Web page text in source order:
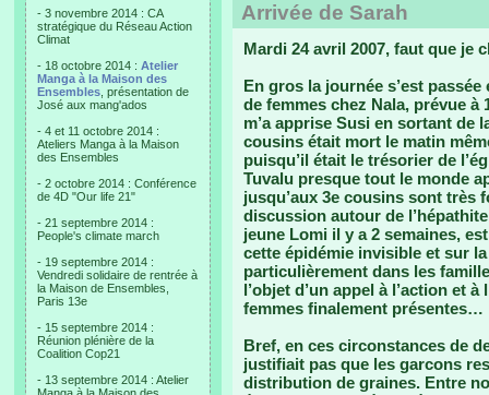
- 3 novembre 2014 : CA
stratégique du Réseau Action
Climat
- 18 octobre 2014 : Atelier
Manga à la Maison des
Ensembles , présentation de
José aux mang'ados
- 4 et 11 octobre 2014 :
Ateliers Manga à la Maison
des Ensembles
- 2 octobre 2014 : Conférence
de 4D "Our life 21"
- 21 septembre 2014 :
People's climate march
- 19 septembre 2014 :
Vendredi solidaire de rentrée à
la Maison de Ensembles,
Paris 13e
- 15 septembre 2014 :
Réunion plénière de la
Coalition Cop21
- 13 septembre 2014 : Atelier
Arrivée de Sarah
Mardi 24 avril 2007, faut que je
En gros la journée s’est
de femmes chez Nala, prévue à
m’a apprise Susi en sortant de
cousins était mort le matin
puisqu’il était le trésorier de
Tuvalu presque tout le monde
jusqu’aux 3e cousins sont
discussion autour de
jeune Lomi il y a 2 semaines,
cette épidémie invisible et sur
particulièrement dans les
l’objet d’un appel à l’action et
femmes finalement présentes…
Bref, en ces circonstances de
justifiait pas que les garcons
distribution de graines. Entre